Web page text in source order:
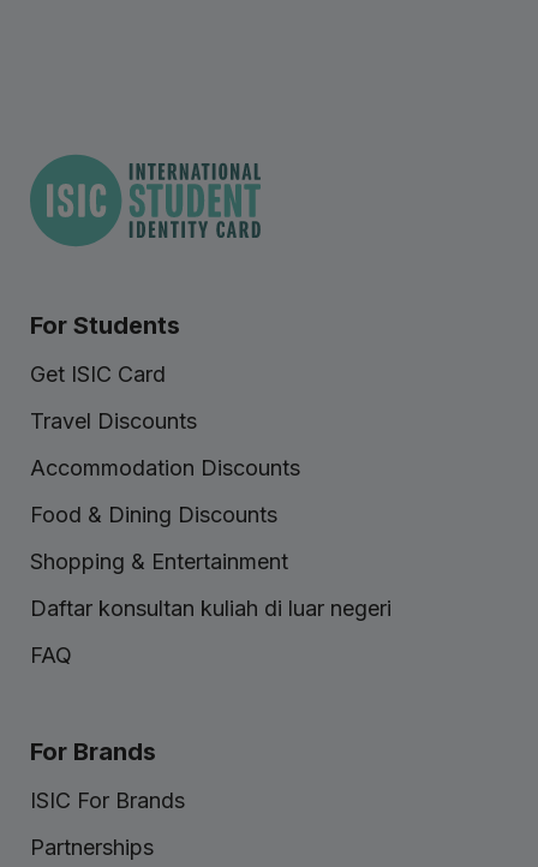
For Students
Get ISIC Card
Travel Discounts
Accommodation Discounts
Food & Dining Discounts
Shopping & Entertainment
Daftar konsultan kuliah di luar negeri
FAQ
For Brands
ISIC For Brands
Partnerships